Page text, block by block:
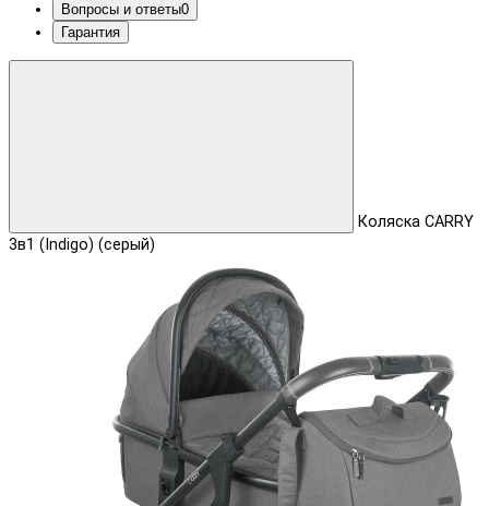
Вопросы и ответы0
Гарантия
Коляска CARRY
3в1 (Indigo) (серый)